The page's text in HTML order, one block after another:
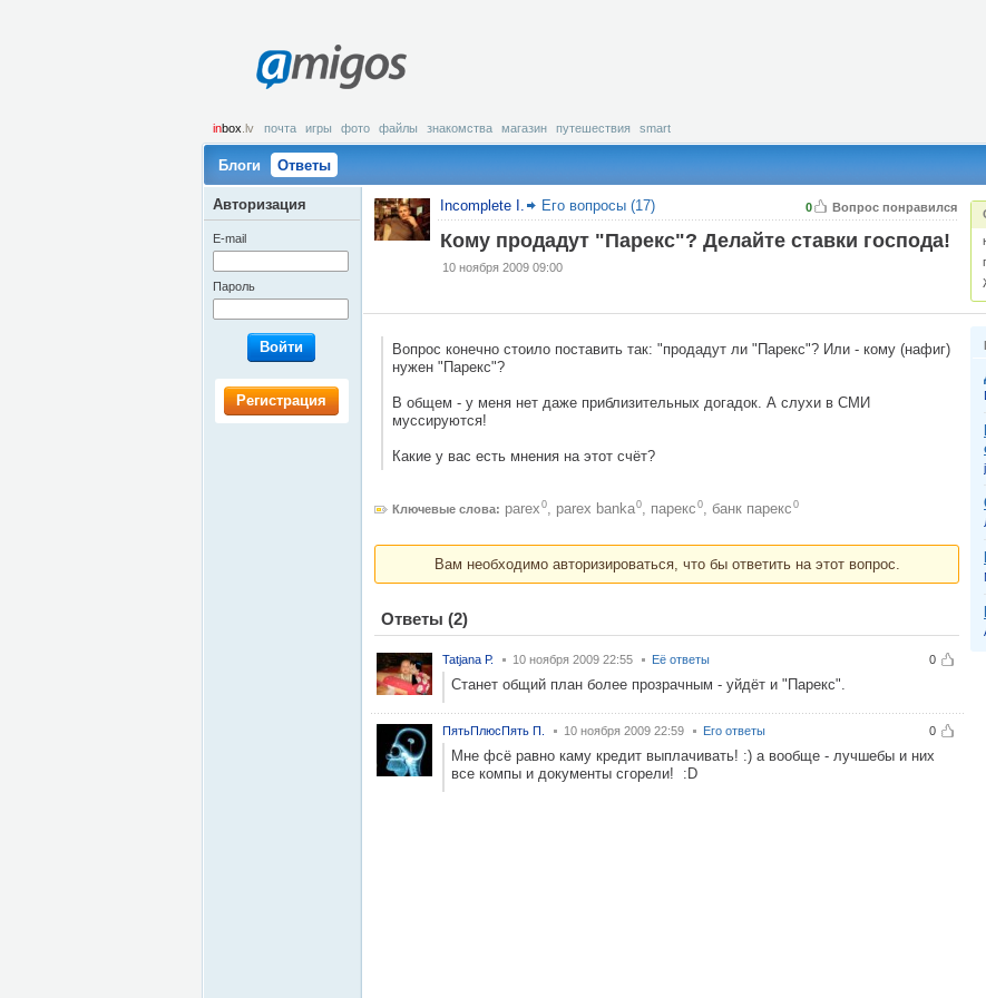
amigos
inbox .lv почта игры фото файлы знакомства магазин путешествия smart
Блоги Ответы
0 Вопрос понравился
Incomplete I. Его вопросы (17)
Кому продадут "Парекс"? Делайте ставки господа!
10 ноября 2009 09:00
Вопрос конечно стоило поставить так: "продадут ли "Парекс"? Или - кому (нафиг)
нужен "Парекс"?
В общем - у меня нет даже приблизительных догадок. А слухи в СМИ
муссируются!
Какие у вас есть мнения на этот счёт?
Ключевые слова: parex 0, parex banka0, парекс 0, банк парекс 0
Вам необходимо авторизироваться, что бы ответить на этот вопрос.
Ответы (2)
0
Tatjana Р. 10 ноября 2009 22:55 Её ответы
Станет общий план более прозрачным - уйдёт и "Парекс".
0
ПятьПлюсПять П. 10 ноября 2009 22:59 Его ответы
Мне фсё равно каму кредит выплачивать! :) а вообще - лучшебы и них
все компы и документы сгорели! :D
Авторизация
E-mail
Пароль
Войти
Регистрация